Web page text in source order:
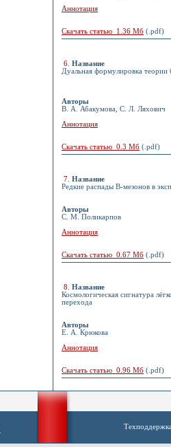
Аннотация
Скачать статью 1.36 Мб (.pdf)
6 Название
Дуальная формулировка теории
Авторы
В. А. Абакумова, С. Л. Ляхович
Аннотация
Скачать статью 0.3 Мб (.pdf)
7 Название
Редкие распады B-мезонов в
Авторы
С. М. Поликарпов
Аннотация
Скачать статью 0.67 Мб (.pdf)
8
Название
Космологическая сигнатура
перехода
Авторы
Е. А. Крюкова
Аннотация
Скачать статью 0.96 Мб (.pdf)